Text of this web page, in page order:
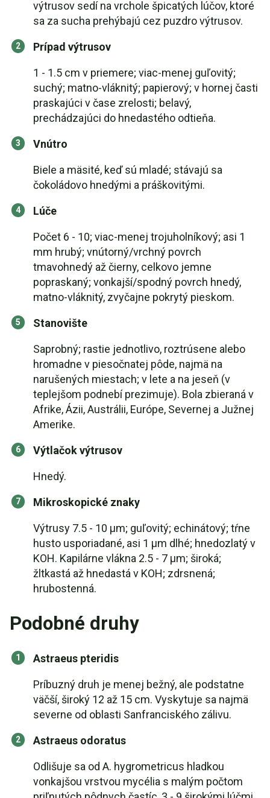
výtrusov sedí na vrchole špicatých lúčov, ktoré
sa za sucha prehýbajú cez puzdro výtrusov.
Prípad výtrusov
1 - 1.5 cm v priemere; viac-menej guľovitý;
suchý; matno-vláknitý; papierový; v hornej časti
praskajúci v čase zrelosti; belavý,
prechádzajúci do hnedastého odtieňa.
Vnútro
Biele a mäsité, keď sú mladé; stávajú sa
čokoládovo hnedými a práškovitými.
Lúče
Počet 6 - 10; viac-menej trojuholníkový; asi 1
mm hrubý; vnútorný/vrchný povrch
tmavohnedý až čierny, celkovo jemne
popraskaný; vonkajší/spodný povrch hnedý,
matno-vláknitý, zvyčajne pokrytý pieskom.
Stanovište
Saprobný; rastie jednotlivo, roztrúsene alebo
hromadne v piesočnatej pôde, najmä na
narušených miestach; v lete a na jeseň (v
teplejšom podnebí prezimuje). Bola zbieraná v
Afrike, Ázii, Austrálii, Európe, Severnej a Južnej
Amerike.
Výtlačok výtrusov
Hnedý.
Mikroskopické znaky
Výtrusy 7.5 - 10 µm; guľovitý; echinátový; tŕne
husto usporiadané, asi 1 µm dlhé; hnedozlatý v
KOH. Kapilárne vlákna 2.5 - 7 µm; široká;
žltkastá až hnedastá v KOH; zdrsnená;
hrubostenná.
Podobné druhy
Astraeus pteridis
Príbuzný druh je menej bežný, ale podstatne
väčší, široký 12 až 15 cm. Vyskytuje sa najmä
severne od oblasti Sanfranciského zálivu.
Astraeus odoratus
Odlišuje sa od A. hygrometricus hladkou
vonkajšou vrstvou mycélia s malým počtom